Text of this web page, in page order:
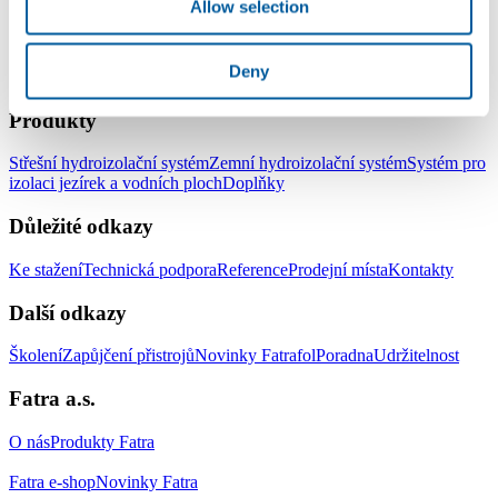
Allow selection
Deny
YouTube
Produkty
Střešní hydroizolační systémZemní hydroizolační systémSystém pro
izolaci jezírek a vodních plochDoplňky
Důležité odkazy
Ke staženíTechnická podporaReferenceProdejní místaKontakty
Další odkazy
ŠkoleníZapůjčení přistrojůNovinky FatrafolPoradnaUdržitelnost
Fatra a.s.
O násProdukty Fatra
Fatra e-shopNovinky Fatra